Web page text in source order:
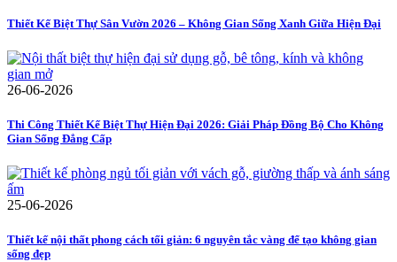
Thiết Kế Biệt Thự Sân Vườn 2026 – Không Gian Sống Xanh Giữa Hiện Đại
26-06-2026
Thi Công Thiết Kế Biệt Thự Hiện Đại 2026: Giải Pháp Đồng Bộ Cho Không
Gian Sống Đẳng Cấp
25-06-2026
Thiết kế nội thất phong cách tối giản: 6 nguyên tắc vàng để tạo không gian
sống đẹp